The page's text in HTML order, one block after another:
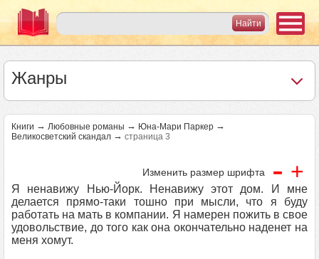
Жанры
Книги → Любовные романы → Юна-Мари Паркер →
Великосветский скандал → страница 3
Изменить размер шрифта - +
Я ненавижу Нью-Йорк. Ненавижу этот дом. И мне
делается прямо-таки тошно при мысли, что я буду
работать на мать в компании. Я намерен пожить в свое
удовольствие, до того как она окончательно наденет на
меня хомут.